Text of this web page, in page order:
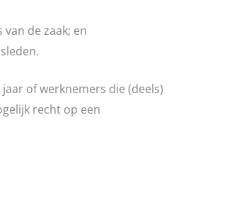
de zaak; en
of werknemers die (deels)
recht op een